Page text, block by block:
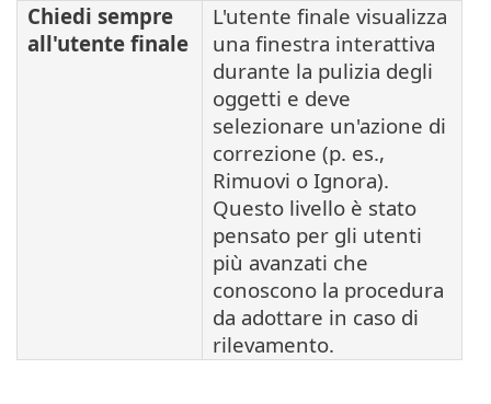
Chiedi sempre
all'utente finale
L'utente finale visualizza
una finestra interattiva
durante la pulizia degli
oggetti e deve
selezionare un'azione di
correzione (p. es.,
Rimuovi o Ignora).
Questo livello è stato
pensato per gli utenti
più avanzati che
conoscono la procedura
da adottare in caso di
rilevamento.